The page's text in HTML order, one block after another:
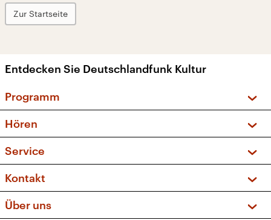
Zur Startseite
Entdecken Sie Deutschlandfunk Kultur
Programm
Sendungen und Podcasts
Musikliste
Kakadu – Das Kinderprogramm
Hören
Frequenzen (UKW + DAB+)
Service
FAQ
Apps
Newsletter
Kontakt
Über uns